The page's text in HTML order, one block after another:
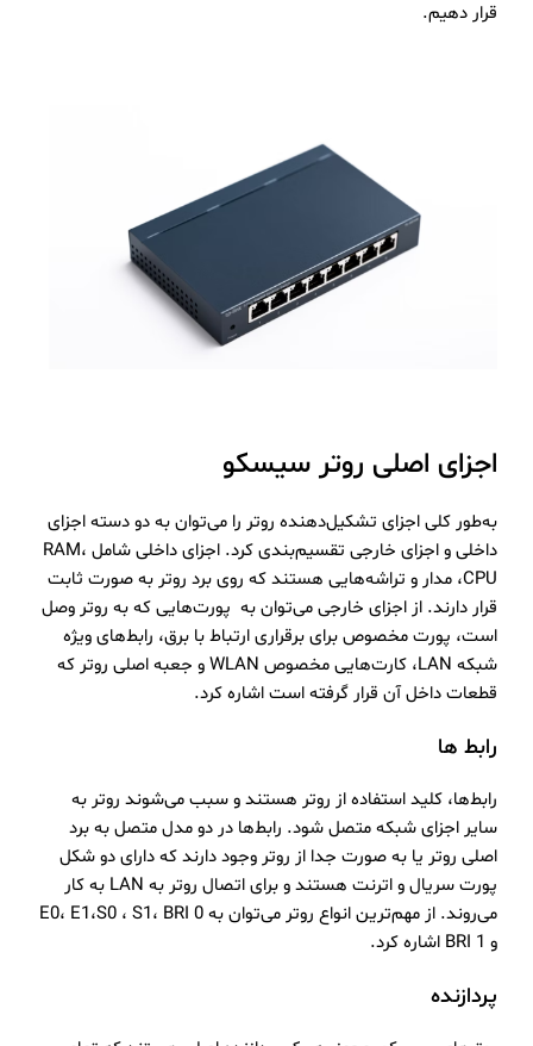
قرار دهیم.
اجزای اصلی روتر سیسکو
به‌طور کلی اجزای تشکیل‌دهنده روتر را می‌توان به دو دسته اجزای
داخلی و اجزای خارجی تقسیم‌بندی کرد. اجزای داخلی شامل RAM،
CPU، مدار و تراشه‌هایی هستند که روی برد روتر به صورت ثابت
قرار دارند. از اجزای خارجی می‌توان به پورت‌هایی که به روتر وصل
است، پورت مخصوص برای برقراری ارتباط با برق، رابط‌های ویژه
شبکه LAN، کارت‌هایی مخصوص WLAN و جعبه اصلی روتر که
قطعات داخل آن قرار گرفته است اشاره کرد.
رابط ها
رابط‌ها، کلید استفاده از روتر هستند و سبب می‌شوند روتر به
سایر اجزای شبکه متصل شود. رابط‌ها در دو مدل متصل به برد
اصلی روتر یا به صورت جدا از روتر وجود دارند که دارای دو شکل
پورت سریال و اترنت هستند و برای اتصال روتر به LAN به کار
می‌روند. از مهم‌ترین انواع روتر می‌توان به E0، E1،S0 ، S1، BRI 0
و BRI 1 اشاره کرد.
پردازنده